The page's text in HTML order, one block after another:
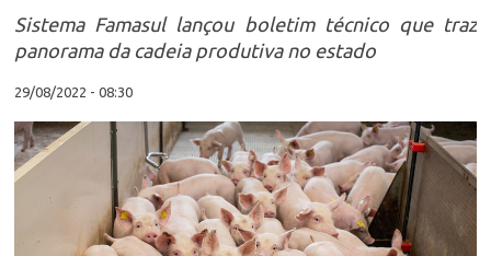
Sistema Famasul lançou boletim técnico que traz
panorama da cadeia produtiva no estado
29/08/2022 - 08:30